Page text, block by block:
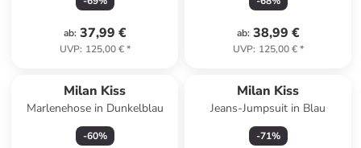
ab: 37,99 €
UVP: 125,00 €*
ab: 38,99 €
UVP: 125,00 €*
Milan Kiss
Marlenehose in Dunkelblau
-60%
Milan Kiss
Jeans-Jumpsuit in Blau
-71%